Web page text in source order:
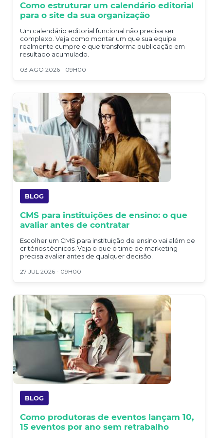
Como estruturar um calendário editorial
para o site da sua organização
Um calendário editorial funcional não precisa ser
complexo. Veja como montar um que sua equipe
realmente cumpre e que transforma publicação em
resultado acumulado.
03 AGO 2026 - 09H00
BLOG
CMS para instituições de ensino: o que
avaliar antes de contratar
Escolher um CMS para instituição de ensino vai além de
critérios técnicos. Veja o que o time de marketing
precisa avaliar antes de qualquer decisão.
27 JUL 2026 - 09H00
BLOG
Como produtoras de eventos lançam 10,
15 eventos por ano sem retrabalho